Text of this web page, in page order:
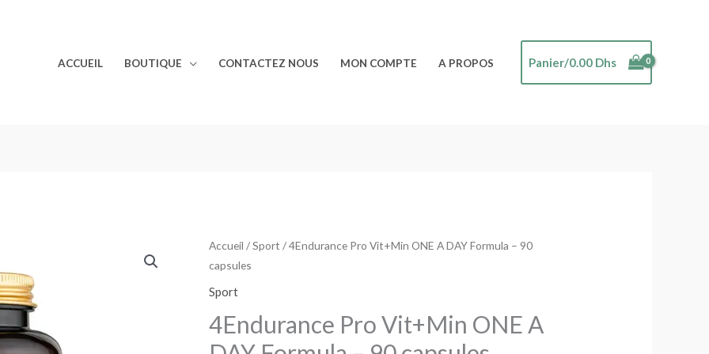
ACCUEIL BOUTIQUE CONTACTEZ NOUS MON COMPTE A PROPOS Panier/0.00 Dhs
Accueil /Sport / 4Endurance Pro Vit+Min ONE A DAY Formula – 90
capsules
Sport
4Endurance Pro Vit+Min ONE A